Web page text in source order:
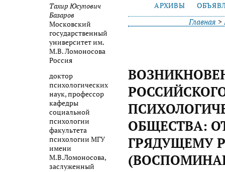
Тахир Юсупович
Базаров
Московский
государственный
университет им.
М.В. Ломоносова
Россия
доктор
психологических
наук, профессор
кафедры
социальной
психологии
факультета
психологии МГУ
имени
М.В.Ломоносова,
заслуженный
АРХИВЫ
Главная >
ОБЩЕСТВА:
ГРЯДУЩЕМУ